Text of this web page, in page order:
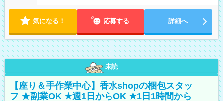
気になる！ 応募する 詳細へ
未読
【座り＆手作業中心】香水shopの梱包スタッ
フ ★副業OK ★週1日からOK ★1日1時間から